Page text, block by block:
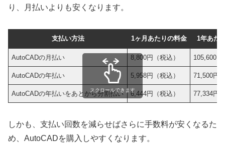
り、月払いよりも安くなります。
支払い方法 1ヶ月あたりの料金 1年あた
AutoCADの月払い 8,800円（税込） 105,600
AutoCADの年払い 5,958円（税込） 71,500円
AutoCADの年払いをあとから分割払い 6,444円（税込） 77,334円
スクロールできます
しかも、支払い回数を減らせばさらに手数料が安くなるた
め、AutoCADを購入しやすくなります。